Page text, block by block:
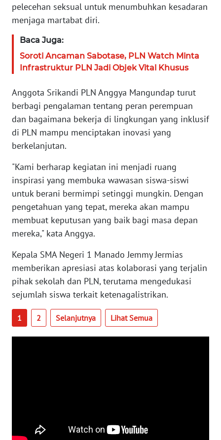
pelecehan seksual untuk menumbuhkan kesadaran
menjaga martabat diri.
Baca Juga:
Soroti Ancaman Sabotase, PLN Watch Minta
Infrastruktur PLN Jadi Objek Vital Khusus
Anggota Srikandi PLN Anggya Mangundap turut
berbagi pengalaman tentang peran perempuan
dan bagaimana bekerja di lingkungan yang inklusif
di PLN mampu menciptakan inovasi yang
berkelanjutan.
"Kami berharap kegiatan ini menjadi ruang
inspirasi yang membuka wawasan siswa-siswi
untuk berani bermimpi setinggi mungkin. Dengan
pengetahuan yang tepat, mereka akan mampu
membuat keputusan yang baik bagi masa depan
mereka," kata Anggya.
Kepala SMA Negeri 1 Manado Jemmy Jermias
memberikan apresiasi atas kolaborasi yang terjalin
pihak sekolah dan PLN, terutama mengedukasi
sejumlah siswa terkait ketenagalistrikan.
1 2 Selanjutnya Lihat Semua
WN
SERAMBI
JAMBI
SULTRA
WN
NTB
SULTENG
WN
SULBAR
WN
BABEL
WN
SUMSEL
WN